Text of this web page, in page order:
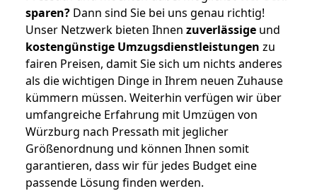
sparen? Dann sind Sie bei uns genau richtig!
Unser Netzwerk bieten Ihnen zuverlässige und
kostengünstige Umzugsdienstleistungen zu
fairen Preisen, damit Sie sich um nichts anderes
als die wichtigen Dinge in Ihrem neuen Zuhause
kümmern müssen. Weiterhin verfügen wir über
umfangreiche Erfahrung mit Umzügen von
Würzburg nach Pressath mit jeglicher
Größenordnung und können Ihnen somit
garantieren, dass wir für jedes Budget eine
passende Lösung finden werden.